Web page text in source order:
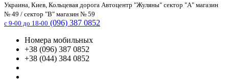
Украина, Киев, Кольцевая дорога Автоцентр "Жуляны" сектор "А" магазин
№ 49 / сектор "В" магазин № 59
с 9-00 до 18-00 (096) 387 0852
Номера мобильных
+38 (096) 387 0852
+38 (044) 384 0852